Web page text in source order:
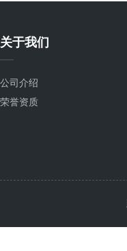
关于我们
公司介绍
荣誉资质